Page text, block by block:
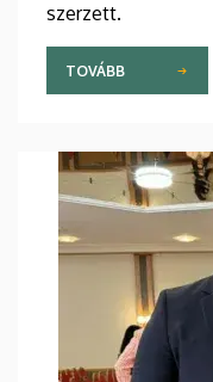
szerzett.
TOVÁBB